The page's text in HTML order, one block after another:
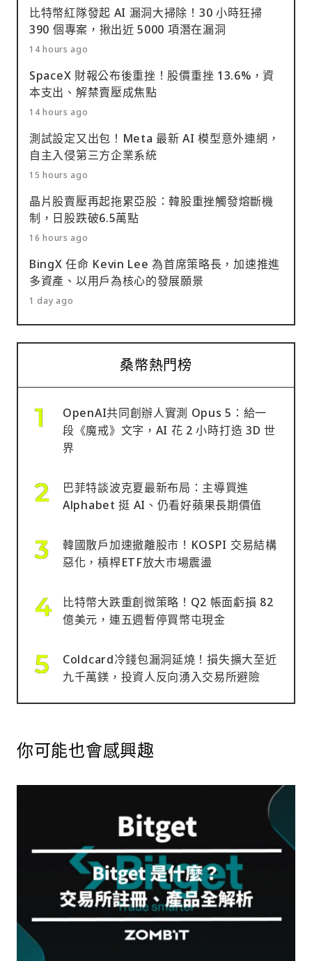
比特幣紅隊發起 AI 漏洞大掃除！30 小時狂掃
390 個專案，揪出近 5000 項潛在漏洞
14 hours ago
SpaceX 財報公布後重挫！股價重挫 13.6%，資
本支出、解禁賣壓成焦點
14 hours ago
測試設定又出包！Meta 最新 AI 模型意外連網，
自主入侵第三方企業系統
15 hours ago
晶片股賣壓再起拖累亞股：韓股重挫觸發熔斷機
制，日股跌破6.5萬點
16 hours ago
BingX 任命 Kevin Lee 為首席策略長，加速推進
多資產、以用戶為核心的發展願景
1 day ago
桑幣熱門榜
OpenAI共同創辦人實測 Opus 5：給一
段《魔戒》文字，AI 花 2 小時打造 3D 世
界
巴菲特談波克夏最新布局：主導買進
Alphabet 挺 AI、仍看好蘋果長期價值
韓國散戶加速撤離股市！KOSPI 交易結構
惡化，槓桿ETF放大市場震盪
比特幣大跌重創微策略！Q2 帳面虧損 82
億美元，連五週暫停買幣屯現金
Coldcard冷錢包漏洞延燒！損失擴大至近
九千萬鎂，投資人反向湧入交易所避險
你可能也會感興趣